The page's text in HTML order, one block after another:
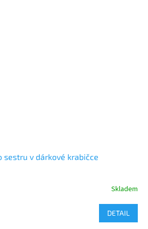
sestru v dárkové krabičce
Skladem
DETAIL